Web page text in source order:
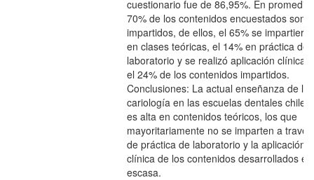
cuestionario fue de 86,95%. En promedio
70% de los contenidos encuestados son
impartidos, de ellos, el 65% se
en clases teóricas, el 14% en práctica de
laboratorio y se realizó aplicación clínica
el 24% de los contenidos impartidos.
Conclusiones: La actual enseñanza de la
cariología en las escuelas dentales
es alta en contenidos teóricos, los que
mayoritariamente no se imparten a través
de práctica de laboratorio y la aplicación
clínica de los contenidos desarrollados es
escasa.